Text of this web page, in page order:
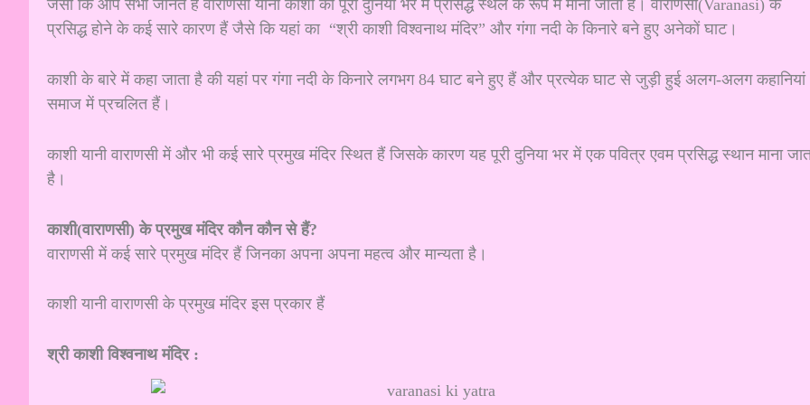
जैसा कि आप सभी जानते हैं वाराणसी यानी काशी को पूरी दुनिया भर में प्रसिद्ध स्थल के रूप में माना जाता है। वाराणसी(Varanasi) के
प्रसिद्ध होने के कई सारे कारण हैं जैसे कि यहां का “श्री काशी विश्वनाथ मंदिर” और गंगा नदी के किनारे बने हुए अनेकों घाट।
काशी के बारे में कहा जाता है की यहां पर गंगा नदी के किनारे लगभग 84 घाट बने हुए हैं और प्रत्येक घाट से जुड़ी हुई अलग-अलग कहानियां
समाज में प्रचलित हैं।
काशी यानी वाराणसी में और भी कई सारे प्रमुख मंदिर स्थित हैं जिसके कारण यह पूरी दुनिया भर में एक पवित्र एवम प्रसिद्ध स्थान माना
है।
काशी(वाराणसी) के प्रमुख मंदिर कौन कौन से हैं?
वाराणसी में कई सारे प्रमुख मंदिर हैं जिनका अपना अपना महत्व और मान्यता है।
काशी यानी वाराणसी के प्रमुख मंदिर इस प्रकार हैं
श्री काशी विश्वनाथ मंदिर :